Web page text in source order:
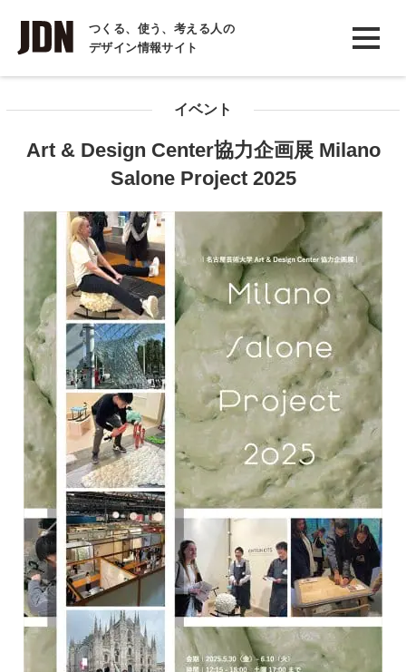
つくる、使う、考える人の
デザイン情報サイト
INTERVIEW
インタビュー
COLUMN
イベント
Art & Design Center協力企画展 Milano
Salone Project 2025